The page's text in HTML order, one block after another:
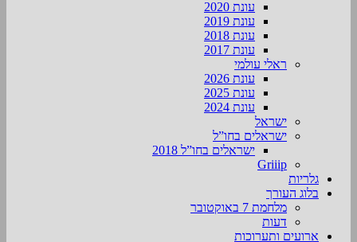
עונת 2020
עונת 2019
עונת 2018
עונת 2017
ראלי עולמי
עונת 2026
עונת 2025
עונת 2024
ישראל
ישראלים בחו”ל
ישראלים בחו”ל 2018
Griiip
גלריות
בלוג העורך
מלחמת 7 באוקטובר
דעות
ארועים ותערוכות